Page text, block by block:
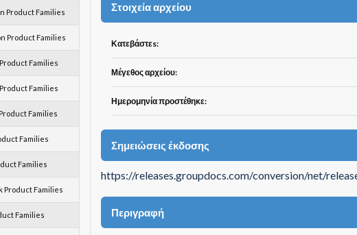
Product Families
Product Families
Families
Families
Families
Families
Families
Product Families
Families
Στοιχεία αρχείου
Κατεβάστεs:
Μέγεθος αρχείου:
Ημερομηνία προστέθηκε:
Σημειώσεις έκδοσης
https://releases.groupdocs.com/conversion/net/
Περιγραφή